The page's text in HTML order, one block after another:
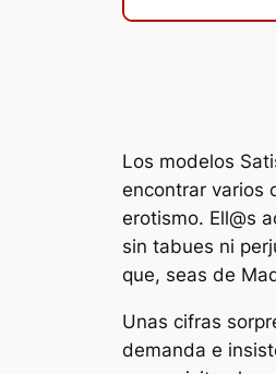
Los modelos
encontrar varios
erotismo. Ell@s
sin tabues ni
que, seas de
Unas cifras
demanda e